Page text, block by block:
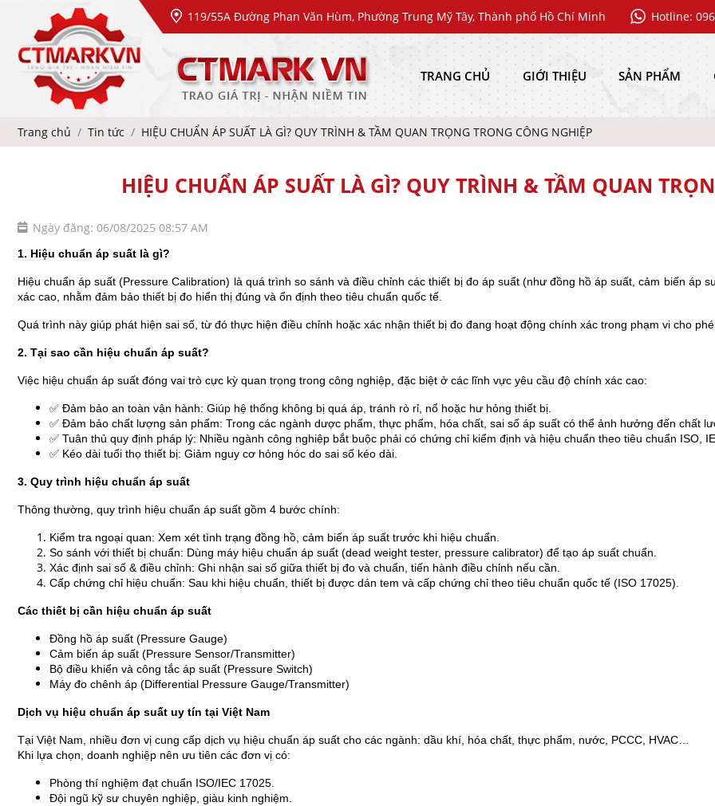
119/55A Đường Phan Văn Hùm, Phường Trung Mỹ Tây, Thành phố Hồ Chí Minh Hotline:
TRANG CHỦ GIỚI THIỆU SẢN PHẨM
Trang chủ Tin tức HIỆU CHUẨN ÁP SUẤT LÀ GÌ? QUY TRÌNH & TẦM QUAN TRỌNG TRONG CÔNG NGHIỆP
HIỆU CHUẨN ÁP SUẤT LÀ GÌ? QUY TRÌNH & TẦM QUAN
Ngày đăng: 06/08/2025 08:57 AM
1. Hiệu chuẩn áp suất là gì?
Hiệu chuẩn áp suất (Pressure Calibration) là quá trình so sánh và điều chỉnh các thiết bị đo áp suất (như đồng hồ áp suất, cảm biến áp
xác cao, nhằm đảm bảo thiết bị đo hiển thị đúng và ổn định theo tiêu chuẩn quốc tế.
Quá trình này giúp phát hiện sai số, từ đó thực hiện điều chỉnh hoặc xác nhận thiết bị đo đang hoạt động chính xác trong phạm vi cho
2. Tại sao cần hiệu chuẩn áp suất?
Việc hiệu chuẩn áp suất đóng vai trò cực kỳ quan trọng trong công nghiệp, đặc biệt ở các lĩnh vực yêu cầu độ chính xác cao:
✅ Đảm bảo an toàn vận hành: Giúp hệ thống không bị quá áp, tránh rò rỉ, nổ hoặc hư hỏng thiết bị.
✅ Đảm bảo chất lượng sản phẩm: Trong các ngành dược phẩm, thực phẩm, hóa chất, sai số áp suất có thể ảnh hưởng đến chất
✅ Tuân thủ quy định pháp lý: Nhiều ngành công nghiệp bắt buộc phải có chứng chỉ kiểm định và hiệu chuẩn theo tiêu chuẩn ISO,
✅ Kéo dài tuổi thọ thiết bị: Giảm nguy cơ hỏng hóc do sai số kéo dài.
3. Quy trình hiệu chuẩn áp suất
Thông thường, quy trình hiệu chuẩn áp suất gồm 4 bước chính:
Kiểm tra ngoại quan: Xem xét tình trạng đồng hồ, cảm biến áp suất trước khi hiệu chuẩn.
So sánh với thiết bị chuẩn: Dùng máy hiệu chuẩn áp suất (dead weight tester, pressure calibrator) để tạo áp suất chuẩn.
Xác định sai số & điều chỉnh: Ghi nhận sai số giữa thiết bị đo và chuẩn, tiến hành điều chỉnh nếu cần.
Cấp chứng chỉ hiệu chuẩn: Sau khi hiệu chuẩn, thiết bị được dán tem và cấp chứng chỉ theo tiêu chuẩn quốc tế (ISO 17025).
Các thiết bị cần hiệu chuẩn áp suất
Đồng hồ áp suất (Pressure Gauge)
Cảm biến áp suất (Pressure Sensor/Transmitter)
Bộ điều khiển và công tắc áp suất (Pressure Switch)
Máy đo chênh áp (Differential Pressure Gauge/Transmitter)
Dịch vụ hiệu chuẩn áp suất uy tín tại Việt Nam
Tại Việt Nam, nhiều đơn vị cung cấp dịch vụ hiệu chuẩn áp suất cho các ngành: dầu khí, hóa chất, thực phẩm, nước, PCCC, HVAC…
Khi lựa chọn, doanh nghiệp nên ưu tiên các đơn vị có:
Phòng thí nghiệm đạt chuẩn ISO/IEC 17025.
Đội ngũ kỹ sư chuyên nghiệp, giàu kinh nghiệm.